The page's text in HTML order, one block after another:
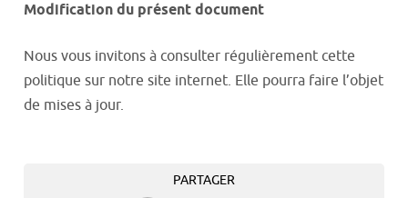
Modification du présent document
Nous vous invitons à consulter régulièrement cette
politique sur notre site internet. Elle pourra faire l’objet
de mises à jour.
PARTAGER